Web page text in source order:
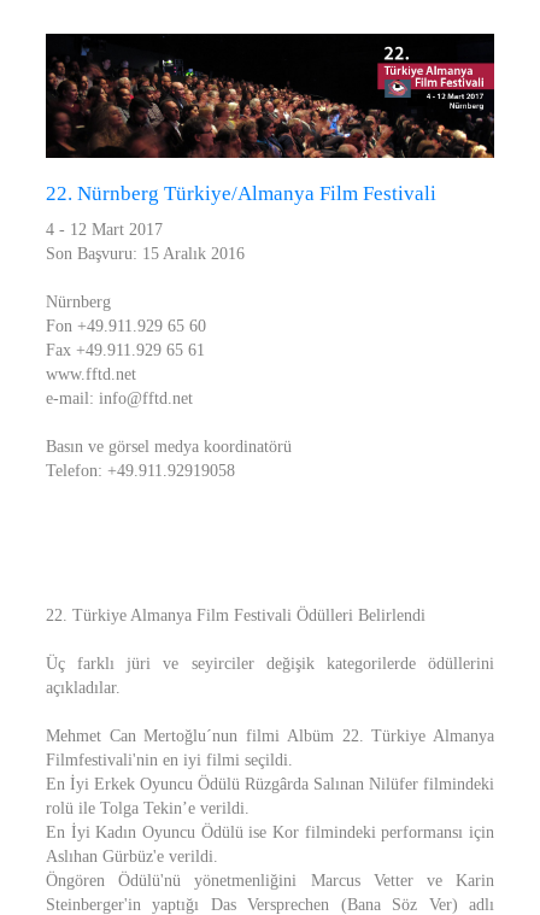
22. Nürnberg Türkiye/Almanya Film Festivali
4 - 12 Mart 2017
Son Başvuru: 15 Aralık 2016
Nürnberg
Fon +49.911.929 65 60
Fax +49.911.929 65 61
www.fftd.net
e-mail: info@fftd.net
Basın ve görsel medya koordinatörü
Telefon: +49.911.92919058
22. Türkiye Almanya Film Festivali Ödülleri Belirlendi
Üç farklı jüri ve seyirciler değişik kategorilerde ödüllerini
açıkladılar.
Mehmet Can Mertoğlu´nun filmi Albüm 22. Türkiye Almanya
Filmfestivali'nin en iyi filmi seçildi.
En İyi Erkek Oyuncu Ödülü Rüzgârda Salınan Nilüfer filmindeki
rolü ile Tolga Tekin’e verildi.
En İyi Kadın Oyuncu Ödülü ise Kor filmindeki performansı için
Aslıhan Gürbüz'e verildi.
Öngören Ödülü'nü yönetmenliğini Marcus Vetter ve Karin
Steinberger'in yaptığı Das Versprechen (Bana Söz Ver) adlı